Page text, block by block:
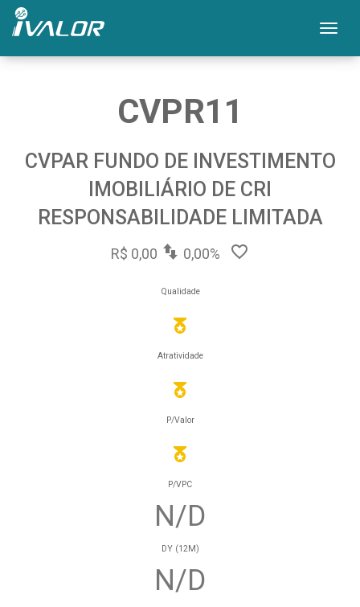
CVPR11
CVPAR FUNDO DE INVESTIMENTO
IMOBILIÁRIO DE CRI
RESPONSABILIDADE LIMITADA
R$ 0,00 0,00%
Qualidade
Atratividade
P/Valor
P/VPC
N/D
DY (12M)
N/D